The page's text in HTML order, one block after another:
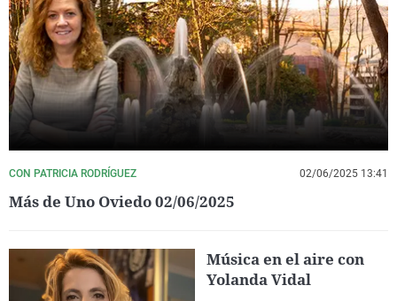
CON PATRICIA RODRÍGUEZ 02/06/2025 13:41
Más de Uno Oviedo 02/06/2025
Música en el aire con
Yolanda Vidal